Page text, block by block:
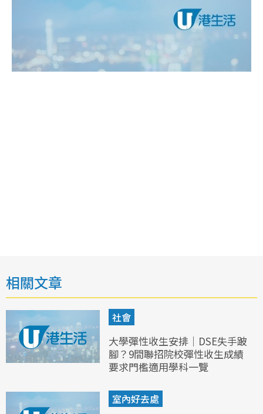
相關文章
社會
大學彈性收生安排｜DSE失手跛
腳？9間聯招院校彈性收生成績
要求門檻適用學科一覽
室內好去處